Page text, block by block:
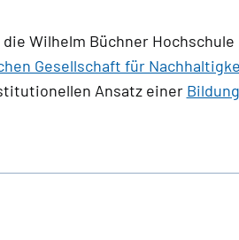
Wilhelm Büchner Hochschule
Gesellschaft für
Ansatz einer